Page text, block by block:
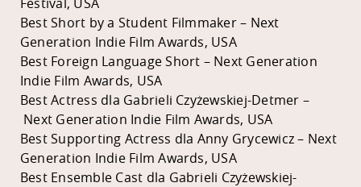
Best Short by a Student Filmmaker – Next
Generation Indie Film Awards, USA
Best Foreign Language Short – Next Generation
Indie Film Awards, USA
Best Actress dla Gabrieli Czyżewskiej-Detmer –
Next Generation Indie Film Awards, USA
Best Supporting Actress dla Anny Grycewicz – Next
Generation Indie Film Awards, USA
Best Ensemble Cast dla Gabrieli Czyżewskiej-